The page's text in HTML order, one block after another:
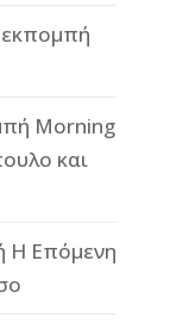
εκπομπή
Morning
και
Η Επόμενη